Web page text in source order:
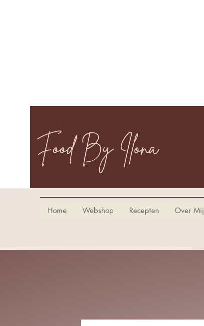
Food By Ilona
Home Webshop Recepten Over Mij